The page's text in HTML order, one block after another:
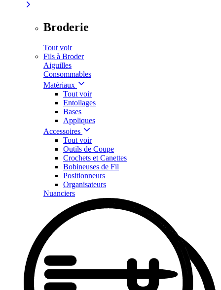
Broderie
Tout voir
Fils à Broder
Aiguilles
Consommables
Matériaux
Tout voir
Entoilages
Bases
Appliques
Accessoires
Tout voir
Outils de Coupe
Crochets et Canettes
Bobineuses de Fil
Positionneurs
Organisateurs
Nuanciers